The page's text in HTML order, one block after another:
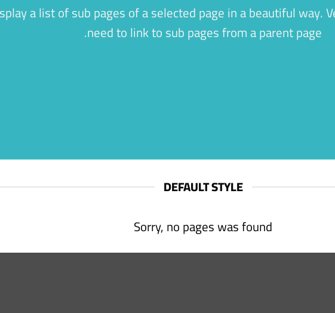
a list of sub pages of a selected page in a beautiful way.
need to link to sub pages from a parent page.
DEFAULT STYLE
Sorry, no pages was found